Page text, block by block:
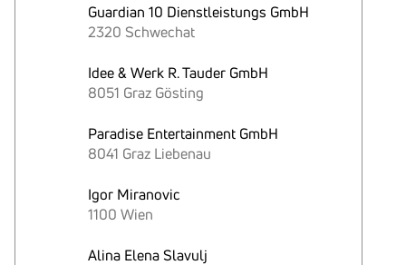
Guardian 10 Dienstleistungs GmbH
2320 Schwechat
Idee & Werk R. Tauder GmbH
8051 Graz Gösting
Paradise Entertainment GmbH
8041 Graz Liebenau
Igor Miranovic
1100 Wien
Alina Elena Slavulj